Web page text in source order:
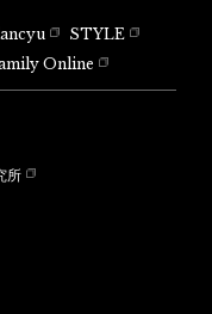
STYLE
Online
所